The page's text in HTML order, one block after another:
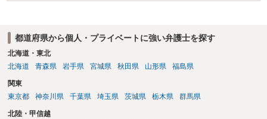
都道府県から個人・プライベートに強い弁護士を探す
北海道・東北
北海道
青森県 岩手県 宮城県 秋田県 山形県 福島県
関東
東京都
神奈川県 千葉県 埼玉県 茨城県 栃木県 群馬県
北陸・甲信越